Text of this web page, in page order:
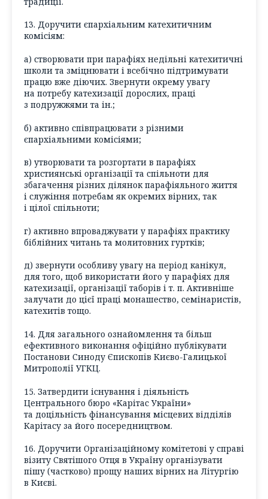
13. Доручити єпархіальним катехитичним
комісіям:
а) створювати при парафіях недільні катехитичні
школи та зміцнювати і всебічно підтримувати
працю вже діючих. Звернути окрему увагу
на потребу катехизації дорослих, праці
з подружжями та ін.;
б) активно співпрацювати з різними
єпархіальними комісіями;
в) утворювати та розгортати в парафіях
християнські організації та спільноти для
збагачення різних ділянок парафіяльного життя
і служіння потребам як окремих вірних, так
і цілої спільноти;
г) активно впроваджувати у парафіях практику
біблійних читань та молитовних гуртків;
д) звернути особливу увагу на період канікул,
для того, щоб використати його у парафіях для
катехизації, організації таборів і т. п. Активніше
залучати до цієї праці монашество, семінаристів,
катехитів тощо.
14. Для загального ознайомлення та більш
ефективного виконання офіційно публікувати
Постанови Синоду Єпископів Києво-Галицької
Митрополії УГКЦ.
15. Затвердити існування і діяльність
Центрального бюро «Карітас України»
та доцільність фінансування місцевих відділів
Карітасу за його посередництвом.
16. Доручити Організаційному комітетові у справі
візиту Святішого Отця в Україну організувати
пішу (частково) прощу наших вірних на Літургію
в Києві.